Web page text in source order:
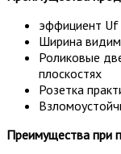
эффициент
Ширина
Роликовые
плоскостях
Розетка
Преимущества при